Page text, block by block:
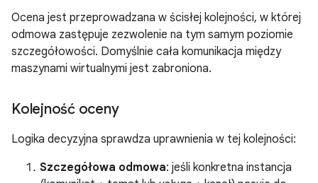
Ocena jest przeprowadzana w ścisłej kolejności, w której
odmowa zastępuje zezwolenie na tym samym poziomie
szczegółowości. Domyślnie cała komunikacja między
maszynami wirtualnymi jest zabroniona.
Kolejność oceny
Logika decyzyjna sprawdza uprawnienia w tej kolejności:
Szczegółowa odmowa: jeśli konkretna instancja